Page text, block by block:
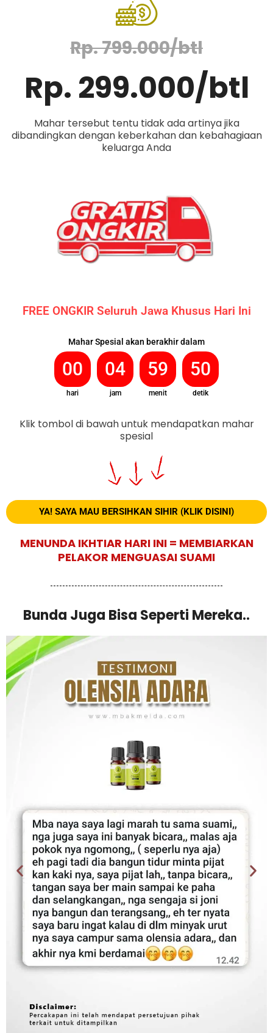
Rp. 799.000/btl
Rp. 299.000/btl
Mahar tersebut tentu tidak ada artinya jika
dibandingkan dengan keberkahan dan kebahagiaan
keluarga Anda
FREE ONGKIR Seluruh Jawa Khusus Hari Ini
Mahar Spesial akan berakhir dalam
00
hari
04
jam
59
menit
49
detik
Klik tombol di bawah untuk mendapatkan mahar
spesial
YA! SAYA MAU BERSIHKAN SIHIR (KLIK DISINI)
MENUNDA IKHTIAR HARI INI = MEMBIARKAN
PELAKOR MENGUASAI SUAMI
Bunda Juga Bisa Seperti Mereka..